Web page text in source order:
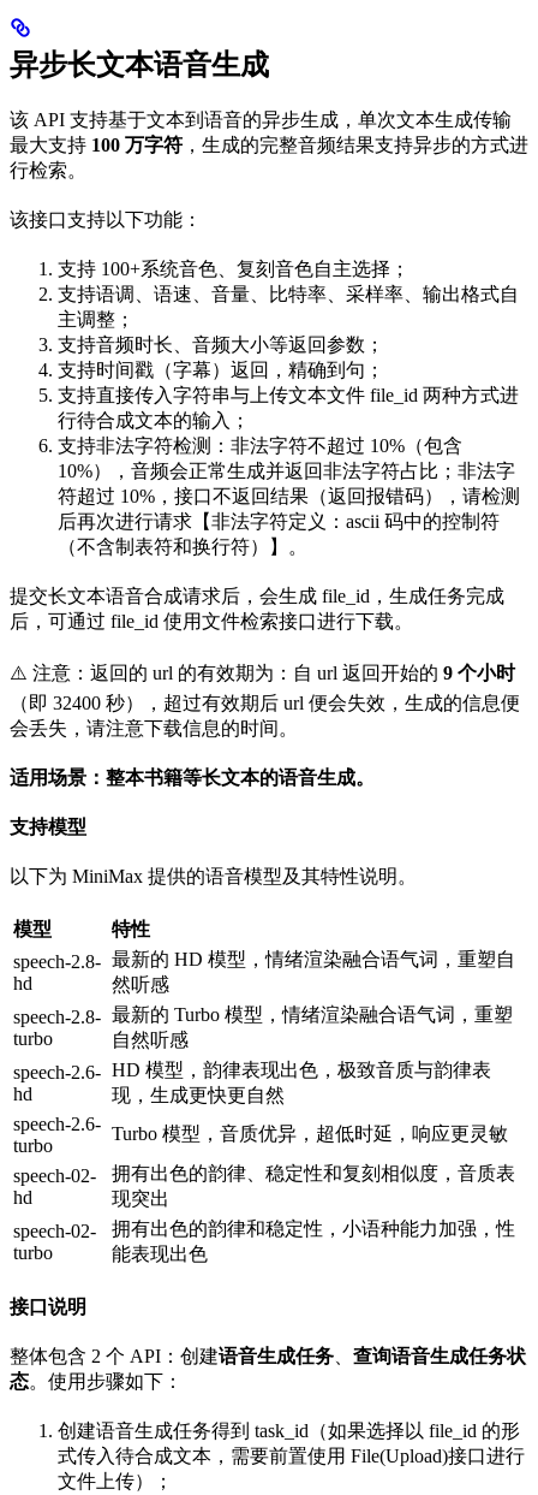
异步长文本语音生成
该 API 支持基于文本到语音的异步生成，单次文本生成传输
最大支持 100 万字符 ，生成的完整音频结果支持异步的方式进
行检索。
该接口支持以下功能：
支持 100+系统音色、复刻音色自主选择；
支持语调、语速、音量、比特率、采样率、输出格式自
主调整；
支持音频时长、音频大小等返回参数；
支持时间戳（字幕）返回，精确到句；
支持直接传入字符串与上传文本文件 file_id 两种方式进
行待合成文本的输入；
支持非法字符检测：非法字符不超过 10%（包含
10%），音频会正常生成并返回非法字符占比；非法字
符超过 10%，接口不返回结果（返回报错码），请检测
后再次进行请求【非法字符定义：ascii 码中的控制符
（不含制表符和换行符）】。
提交长文本语音合成请求后，会生成 file_id，生成任务完成
后，可通过 file_id 使用文件检索接口进行下载。
⚠️ 注意：返回的 url 的有效期为：自 url 返回开始的 9 个小时
（即 32400 秒），超过有效期后 url 便会失效，生成的信息便
会丢失，请注意下载信息的时间。
适用场景：整本书籍等长文本的语音生成。
支持模型
以下为 MiniMax 提供的语音模型及其特性说明。
模型
特性
speech-2.8-
hd
最新的 HD 模型，情绪渲染融合语气词，重塑自
然听感
speech-2.8-
turbo
最新的 Turbo 模型，情绪渲染融合语气词，重塑
自然听感
speech-2.6-
hd
HD 模型，韵律表现出色，极致音质与韵律表
现，生成更快更自然
speech-2.6-
turbo
Turbo 模型，音质优异，超低时延，响应更灵敏
speech-02-
hd
拥有出色的韵律、稳定性和复刻相似度，音质表
现突出
speech-02-
turbo
拥有出色的韵律和稳定性，小语种能力加强，性
能表现出色
接口说明
整体包含 2 个 API：创建语音生成任务
查询语音生成任务状
态。使用步骤如下：
创建语音生成任务得到 task_id（如果选择以 file_id 的形
式传入待合成文本，需要前置使用 File(Upload)接口进行
文件上传）；